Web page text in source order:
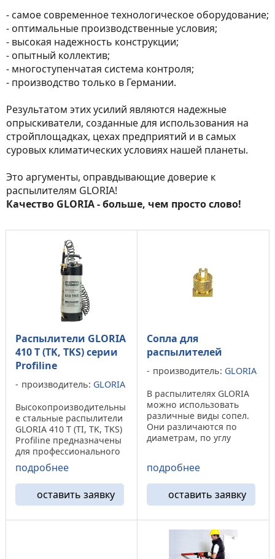
- самое современное технологическое оборудование;
- оптимальные производственные условия;
- высокая надежность конструкции;
- опытный коллектив;
- многоступенчатая система контроля;
- производство только в Германии.
Результатом этих усилий являются надежные
опрыскиватели, созданные для использования на
стройплощадках, цехах предприятий и в самых
суровых климатических условиях нашей планеты.
Это аргументы, оправдывающие доверие к
распылителям GLORIA!
Качество GLORIA - больше, чем просто слово!
Распылители GLORIA
410 T (TK, TKS) серии
Profiline
производитель: GLORIA
Высокопроизводительны
е стальные распылители
GLORIA 410 T (TI, TK, TKS)
Profiline предназначены
для профессионального
использования в
промышленности,
строительстве, сельском
хозяйстве и в быту. Эти
аппараты имеют
большой спрос
подробнее
оставить заявку
Сопла для
распылителей
производитель: GLORIA
В распылителях GLORIA
можно использовать
различные виды сопел.
Они различаются по
диаметрам, по углу
распылителей. Наша
таблица поможет
подобрать необходимое
сопло для Ваших ...
подробнее
оставить заявку